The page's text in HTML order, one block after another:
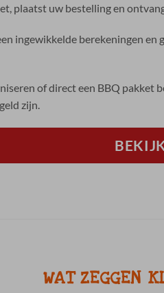
plaatst uw bestelling en
ingewikkelde berekeningen
of direct een BBQ pakket
zijn.
WAT ZEGGEN